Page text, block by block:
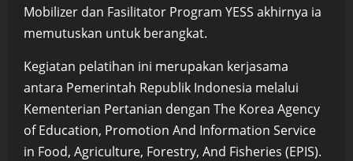
Mobilizer dan Fasilitator Program YESS akhirnya ia
memutuskan untuk berangkat.
Kegiatan pelatihan ini merupakan kerjasama
antara Pemerintah Republik Indonesia melalui
Kementerian Pertanian dengan The Korea Agency
of Education, Promotion And Information Service
in Food, Agriculture, Forestry, And Fisheries (EPIS).